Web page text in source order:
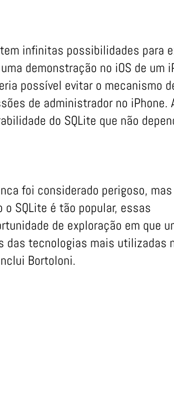
infinitas possibilidades para
demonstração no iOS de um
possível evitar o mecanismo
de administrador no iPhone.
do SQLite que não
foi considerado perigoso,
SQLite é tão popular, essas
de exploração em que
das tecnologias mais utilizadas
Bortoloni.